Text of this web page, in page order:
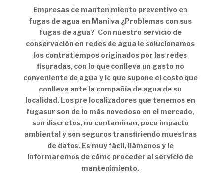
Empresas de mantenimiento preventivo en
fugas de agua en Manilva ¿Problemas con sus
fugas de agua? Con nuestro servicio de
conservación en redes de agua le solucionamos
los contratiempos originados por las redes
fisuradas, con lo que conlleva un gasto no
conveniente de agua y lo que supone el costo que
conlleva ante la compañía de agua de su
localidad. Los pre localizadores que tenemos en
fugasur son de lo más novedoso en el mercado,
son discretos, no contaminan, poco impacto
ambiental y son seguros transfiriendo muestras
de datos. Es muy fácil, llámenos y le
informaremos de cómo proceder al servicio de
mantenimiento.